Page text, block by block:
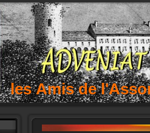
les Amis de